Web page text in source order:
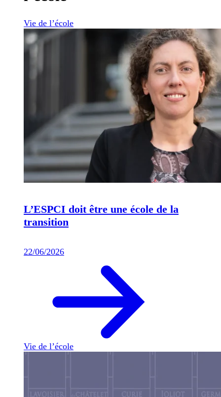
Vie de l’école
L’ESPCI doit être une école de la
transition
22/06/2026
Vie de l’école